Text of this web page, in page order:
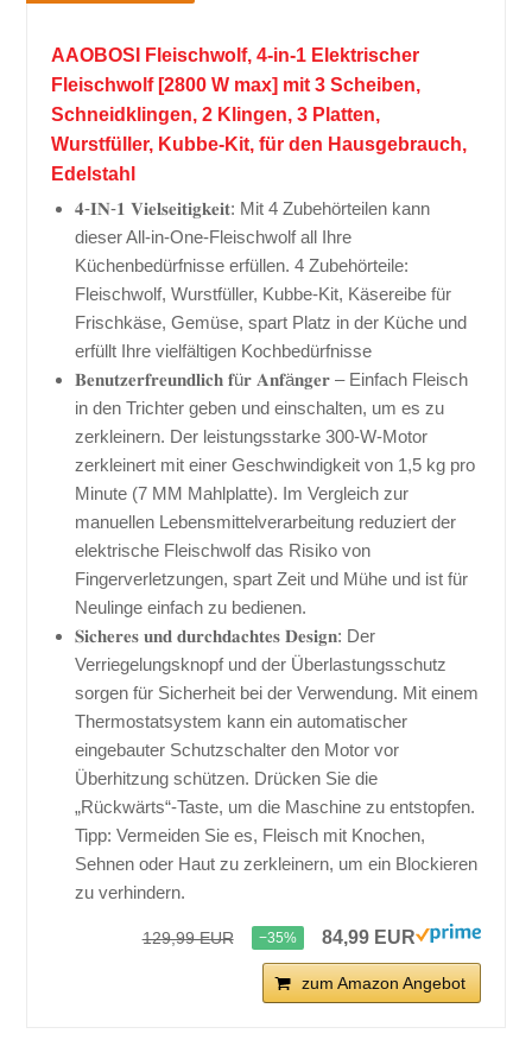
AAOBOSI Fleischwolf, 4-in-1 Elektrischer
Fleischwolf [2800 W max] mit 3 Scheiben,
Schneidklingen, 2 Klingen, 3 Platten,
Wurstfüller, Kubbe-Kit, für den Hausgebrauch,
Edelstahl
𝟒-𝐈𝐍-𝟏 𝐕𝐢𝐞𝐥𝐬𝐞𝐢𝐭𝐢𝐠𝐤𝐞𝐢𝐭: Mit 4 Zubehörteilen kann
dieser All-in-One-Fleischwolf all Ihre
Küchenbedürfnisse erfüllen. 4 Zubehörteile:
Fleischwolf, Wurstfüller, Kubbe-Kit, Käsereibe für
Frischkäse, Gemüse, spart Platz in der Küche und
erfüllt Ihre vielfältigen Kochbedürfnisse
𝐁𝐞𝐧𝐮𝐭𝐳𝐞𝐫𝐟𝐫𝐞𝐮𝐧𝐝𝐥𝐢𝐜𝐡 𝐟ü𝐫 𝐀𝐧𝐟ä𝐧𝐠𝐞𝐫 – Einfach Fleisch
in den Trichter geben und einschalten, um es zu
zerkleinern. Der leistungsstarke 300-W-Motor
zerkleinert mit einer Geschwindigkeit von 1,5 kg pro
Minute (7 MM Mahlplatte). Im Vergleich zur
manuellen Lebensmittelverarbeitung reduziert der
elektrische Fleischwolf das Risiko von
Fingerverletzungen, spart Zeit und Mühe und ist für
Neulinge einfach zu bedienen.
𝐒𝐢𝐜𝐡𝐞𝐫𝐞𝐬 𝐮𝐧𝐝 𝐝𝐮𝐫𝐜𝐡𝐝𝐚𝐜𝐡𝐭𝐞𝐬 𝐃𝐞𝐬𝐢𝐠𝐧: Der
Verriegelungsknopf und der Überlastungsschutz
sorgen für Sicherheit bei der Verwendung. Mit einem
Thermostatsystem kann ein automatischer
eingebauter Schutzschalter den Motor vor
Überhitzung schützen. Drücken Sie die
„Rückwärts“-Taste, um die Maschine zu entstopfen.
Tipp: Vermeiden Sie es, Fleisch mit Knochen,
Sehnen oder Haut zu zerkleinern, um ein Blockieren
zu verhindern.
129,99 EUR −35% 84,99 EUR
zum Amazon Angebot